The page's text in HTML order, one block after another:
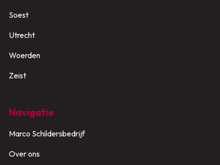
Soest
Utrecht
Woerden
Zeist
Navigatie
Marco Schildersbedrijf
Over ons